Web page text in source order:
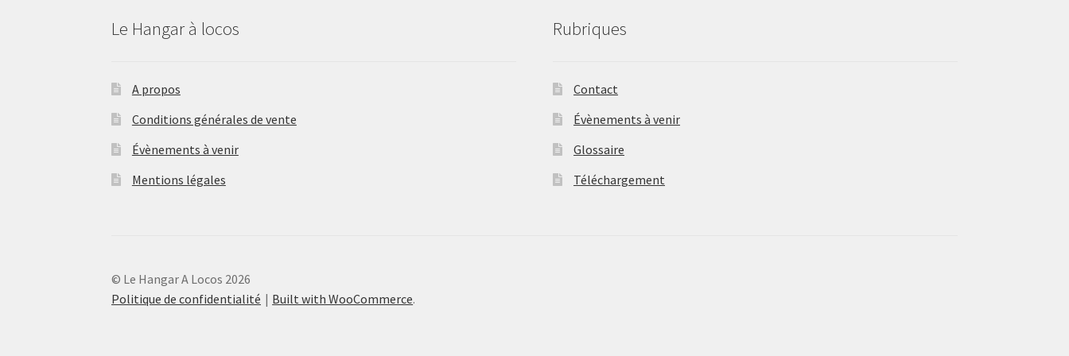
Le Hangar à locos
A propos
Conditions générales de vente
Évènements à venir
Mentions légales
Rubriques
Contact
Évènements à venir
Glossaire
Téléchargement
© Le Hangar A Locos 2026
Politique de confidentialité
Built with WooCommerce.